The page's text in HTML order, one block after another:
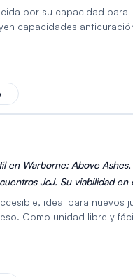
los apoyos enemigos
por su capacidad
capacidades
ventajosas para
tanto en
en Warborne: Above
JcJ. Su viabilidad
de niveles de personaje.
ideal para nuevos
Como unidad libre y